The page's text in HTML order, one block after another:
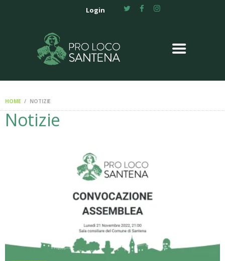
Login
HOME NOTIZIE
Notizie
EVENTI
NOTIZIE
DIVENTA
CONTATTI